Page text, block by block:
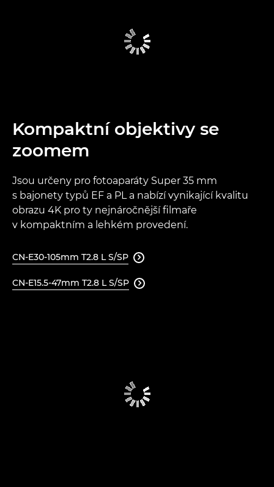
Kompaktní objektivy se
zoomem
Jsou určeny pro fotoaparáty Super 35 mm
s bajonety typů EF a PL a nabízí vynikající kvalitu
obrazu 4K pro ty nejnáročnější filmaře
v kompaktním a lehkém provedení.
CN-E30-105mm T2.8 L S/SP 
CN-E15.5-47mm T2.8 L S/SP 